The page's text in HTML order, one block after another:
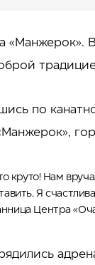
«Манжерок».
по
круто! Нам
Я
Центра